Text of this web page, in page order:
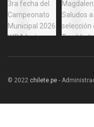
© 2022 chilete.pe -